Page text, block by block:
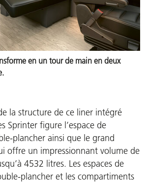
en un tour de main en deux
la structure de ce liner intégré
Sprinter figure l’espace de
plancher ainsi que le grand
offre un impressionnant volume de
4532 litres. Les espaces de
plancher et les compartiments